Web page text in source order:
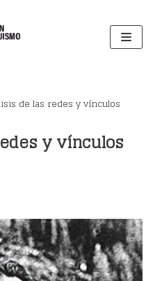
de las redes y vínculos
y vínculos